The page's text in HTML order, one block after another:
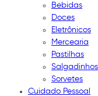
Bebidas
Doces
Eletrônicos
Mercearia
Pastilhas
Salgadinhos
Sorvetes
Cuidado Pessoal